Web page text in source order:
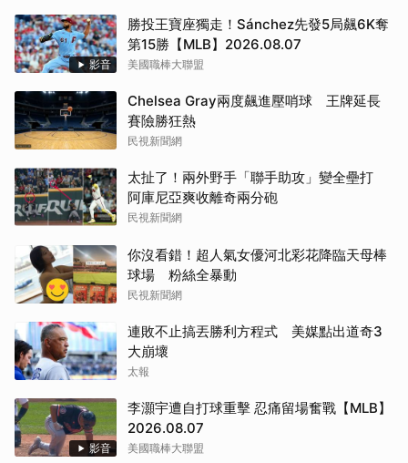
影音
勝投王寶座獨走！Sánchez先發5局飆6K奪
第15勝【MLB】2026.08.07
美國職棒大聯盟
Chelsea Gray兩度飆進壓哨球 王牌延長
賽險勝狂熱
民視新聞網
太扯了！兩外野手「聯手助攻」變全壘打
阿庫尼亞爽收離奇兩分砲
民視新聞網
你沒看錯！超人氣女優河北彩花降臨天母棒
球場 粉絲全暴動
民視新聞網
連敗不止搞丟勝利方程式 美媒點出道奇3
大崩壞
太報
影音
李灝宇遭自打球重擊 忍痛留場奮戰【MLB】
2026.08.07
美國職棒大聯盟